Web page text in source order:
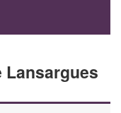
Lansargues